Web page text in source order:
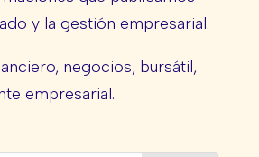
y la gestión empresarial.
negocios, bursátil,
empresarial.